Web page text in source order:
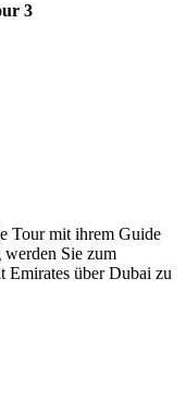
Tour mit ihrem Guide
Sie zum
Emirates über Dubai zu